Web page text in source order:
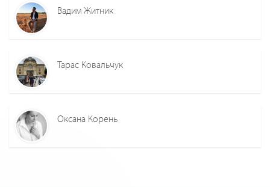
Вадим Житник
Тарас Ковальчук
Оксана Корень